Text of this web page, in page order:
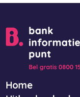
Home